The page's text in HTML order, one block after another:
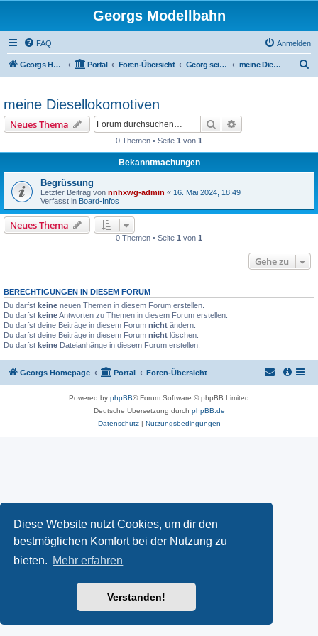
Diese Website nutzt Cookies, um dir den
bestmöglichen Komfort bei der Nutzung zu
bieten. Mehr erfahren
Verstanden!
Georgs Modellbahn
FAQ Anmelden
Georgs Homepage Portal Foren-Übersicht Georg seine umgebauten Fahrzeuge und Anlage meine Diesellokomotiven
meine Diesellokomotiven
Neues Thema Suche
0 Themen • Seite 1 von 1
Bekanntmachungen
Begrüssung
Letzter Beitrag von nnhxwg-admin « 16. Mai 2024, 18:49
Verfasst in Board-Infos
Neues Thema
0 Themen • Seite 1 von 1
Gehe zu
BERECHTIGUNGEN IN DIESEM FORUM
Du darfst keine neuen Themen in diesem Forum erstellen.
Du darfst keineAntworten zu Themen in diesem Forum erstellen.
Du darfst deine Beiträge in diesem Forum nicht ändern.
Du darfst deine Beiträge in diesem Forum nicht löschen.
Du darfst keine Dateianhänge in diesem Forum erstellen.
Georgs Homepage Portal Foren-Übersicht
Powered by phpBB® Forum Software © phpBB Limited
Deutsche Übersetzung durch phpBB.de
Datenschutz| Nutzungsbedingungen